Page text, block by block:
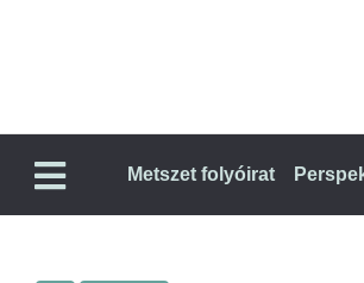
Metszet folyóirat